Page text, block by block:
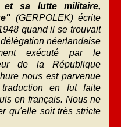
et sa lutte militaire,
(GERPOLEK) écrite
quand il se trouvait
néerlandaise
exécuté par le
de la République
nous est parvenue
en fut faite
en français. Nous ne
qu'elle soit très stricte